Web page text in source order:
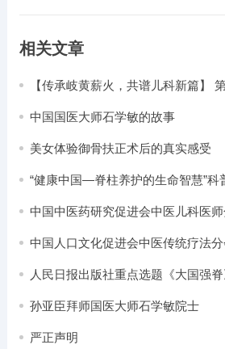
相关文章
【传承岐黄薪火，共谱儿科新篇】
中国国医大师石学敏的故事
美女体验御骨扶正术后的真实感受
“健康中国—脊柱养护的生命智慧”科
中国中医药研究促进会中医儿科医
中国人口文化促进会中医传统疗法
人民日报出版社重点选题《大国强
孙亚臣拜师国医大师石学敏院士
严正声明